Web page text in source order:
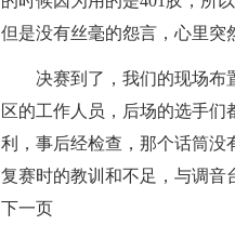
但是没有丝毫的怨言，心里突
决赛到了，我们的现场布
区的工作人员，后场的选手
利，事后经检查，那个话筒没
复赛时的教训和不足，与调音
下一页